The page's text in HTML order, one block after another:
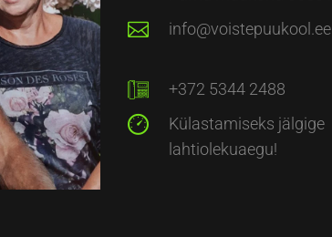
info@voistepuukool.ee
+372 5344 2488
Külastamiseks jälgige
lahtiolekuaegu!